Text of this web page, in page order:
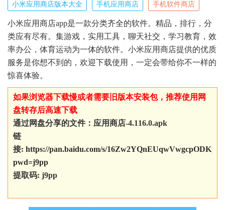
小米应用商店版本大全 手机应用商店 手机软件商店
小米应用商店app是一款分类齐全的软件。精品，排行，分
类应有尽有。集游戏，实用工具，聊天社交，学习教育，效
率办公，体育运动为一体的软件。小米应用商店提供的优质
服务是你想不到的，欢迎下载使用，一定会带给你不一样的
惊喜体验。
如果浏览器下载慢或者需要旧版本安装包，推荐使用网
盘转存后高速下载
通过网盘分享的文件：应用商店-4.116.0.apk
链
接: https://pan.baidu.com/s/
pwd=j9pp
提取码: j9pp